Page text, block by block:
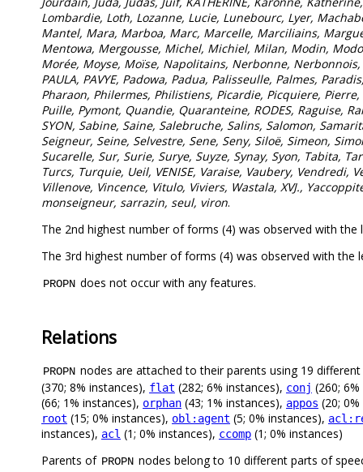
Lombardie, Loth, Lozanne, Lucie, Lunebourc, Lyer,
Mantel, Mara, Marboa, Marc, Marcelle, Marciliains,
Mentowa, Mergousse, Michel, Michiel, Milan, Modin,
Morée, Moyse, Moïse, Napolitains, Nerbonne,
PAULA, PAVYE, Padowa, Padua, Palisseulle, Palmes,
Pharaon, Philermes, Philistiens, Picardie, Picquiere,
Puille, Pymont, Quandie, Quaranteine, RODES, Raguise,
SYON, Sabine, Saine, Salebruche, Salins, Salomon,
Seigneur, Seine, Selvestre, Sene, Seny, Siloë, Simeon,
Sucarelle, Sur, Surie, Surye, Suyze, Synay, Syon, Tabita,
Turcs, Turquie, Ueil, VENISE, Varaise, Vaubery, Vendredi,
Villenove, Vincence, Vitulo, Viviers, Wastala, XVJ.,
monseigneur, sarrazin, seul, viron.
The 2nd highest number of forms (4) was observed with the
The 3rd highest number of forms (4) was observed with the
PROPN does not occur with any features.
Relations
PROPN nodes are attached to their parents using 19
(370; 8% instances), flat (282; 6% instances), conj (260;
(66; 1% instances), orphan (43; 1% instances), appos (20;
root (15; 0% instances), obl:agent (5; 0% instances),
instances), acl (1; 0% instances), ccomp (1; 0% instances)
Parents of PROPN nodes belong to 10 different parts of